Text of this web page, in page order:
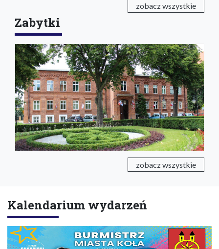
zobacz wszystkie
Zabytki
zobacz wszystkie
Kalendarium wydarzeń